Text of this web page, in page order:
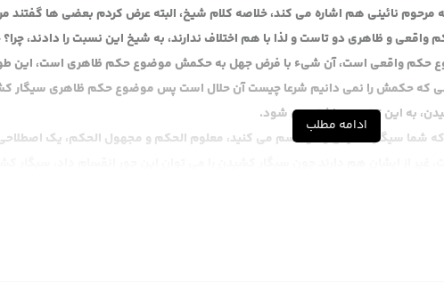
نائینی هم اشاره می کند، خلاصه کلام شیخ، البته عرض کردم بعضی ها گفتند
و ظاهری دو تاست و لذا با هم اختلاف ندارند، به شیخ این نسبت را دادند،
حکم واقعی است، آن شیء با فرض جهل به حکمش موضوع حکم ظاهری است، این
که حکمش را نمی دانیم شرعا چیست آن حلال است پس موضوع حکم ظاهری سیگار
به این ترتیب برداشته می شود.
که شما سیگار کشیدن را دو قسم می کنید، معلوم الحکم و مجهول الحکم، یک
اطلاقش یعنی چه؟ نه در شب و نه در روز یا سیگار نکشید در شب، این تقیید است، یا
برای سیگار کشیدن دو قسم تصور می شود. انقسامات ثانویه آن انقساماتی است که
ادامه مطلب